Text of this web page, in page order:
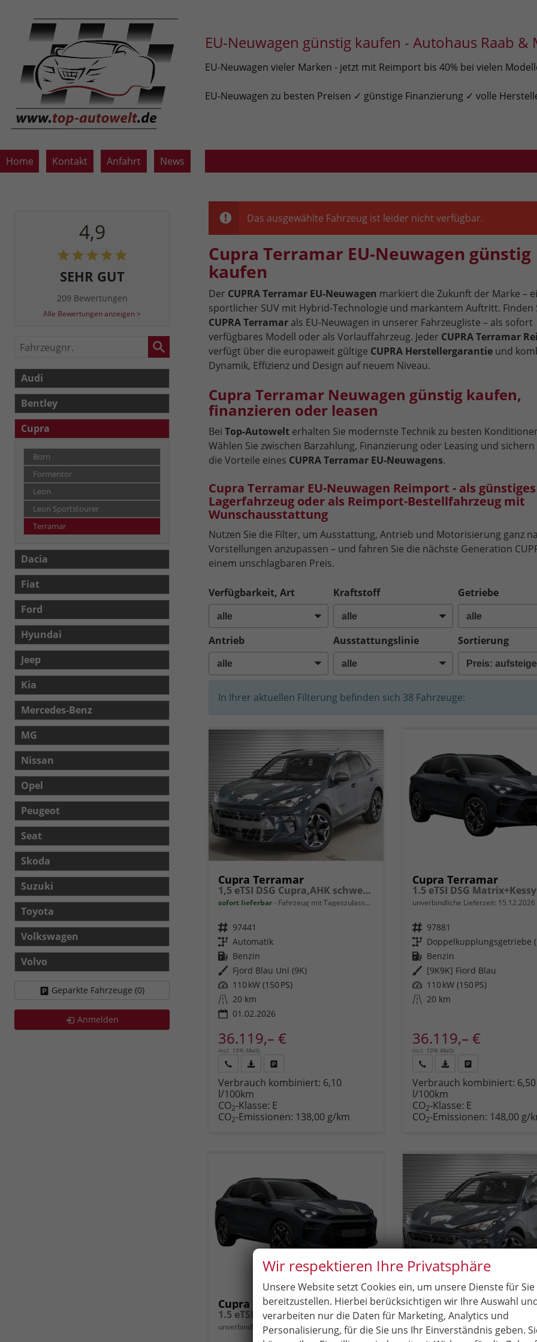
EU-Neuwagen günstig kaufen - Autohaus Raab &
EU-Neuwagen vieler Marken - jetzt mit Reimport bis 40% bei vielen
EU-Neuwagen zu besten Preisen ✓ günstige Finanzierung ✓ volle
Home Kontakt Anfahrt News
Das ausgewählte Fahrzeug ist leider nicht verfügbar.
Cupra Terramar EU-Neuwagen günstig
kaufen
Der CUPRA Terramar EU-Neuwagen markiert die Zukunft der Marke –
sportlicher SUV mit Hybrid-Technologie und markantem Auftritt. Finden
CUPRA Terramarals EU-Neuwagen in unserer Fahrzeugliste – als sofort
verfügbares Modell oder als Vorlauffahrzeug. Jeder CUPRA Terramar
verfügt über die europaweit gültige CUPRA Herstellergarantieund
Dynamik, Effizienz und Design auf neuem Niveau.
Cupra Terramar Neuwagen günstig kaufen,
finanzieren oder leasen
Bei Top-Autowelterhalten Sie modernste Technik zu besten
Wählen Sie zwischen Barzahlung, Finanzierung oder Leasing und sichern
die Vorteile eines CUPRA Terramar EU-Neuwagens.
Cupra Terramar EU-Neuwagen Reimport - als günstiges
Lagerfahrzeug oder als Reimport-Bestellfahrzeug mit
Wunschausstattung
Nutzen Sie die Filter, um Ausstattung, Antrieb und Motorisierung ganz
Vorstellungen anzupassen – und fahren Sie die nächste Generation
einem unschlagbaren Preis.
Verfügbarkeit, Art Kraftstoff Getriebe
Antrieb Ausstattungslinie Sortierung
In Ihrer aktuellen Filterung befinden sich 38 Fahrzeuge:
Cupra Terramar
1,5 eTSI DSG Cupra,AHK schwenkbar -LAG.
sofort lieferbar Fahrzeug mit Tageszulassung
Fahrzeugnr. 97441
Getriebe Automatik
Kraftstoff Benzin
Außenfarbe Fjord Blau Uni (9K)
Leistung 110 kW (150 PS)
Kilometerstand 20 km
01.02.2026
36.119,– €
incl. 19% MwSt.
anfordernDatei,
Fahrzeugexposé
drucken
drucken,
oder
vergleichen
Verbrauch kombiniert: 6,10
l/100km
CO2-Klasse: E
CO2-Emissionen: 138,00 g/km
Cupra Terramar
unverbindliche Lieferzeit: 15.12.2026
Fahrzeugnr. 97881
Getriebe Doppelkupplungsgetriebe
Kraftstoff Benzin
Außenfarbe [9K9K] Fiord Blau
Leistung 110 kW (150 PS)
Kilometerstand 20 km
36.119,– €
incl. 19% MwSt.
anfordernDatei,
Fahrzeugexposé
drucken
drucken,
oder
vergleichen
Verbrauch kombiniert: 6,50
l/100km
CO2-Klasse: E
CO2-Emissionen: 148,00 g/
Cupra Terramar
1.5 eTSI DSG Matrix+Kessy+AHK+eHeck+Dinamica+CarPlay+eHeck+GV5
unverbindliche Lieferzeit:15.12.2026 Neuwagen
Cupra Terramar
1,5 eTSI DSG - LAGER
unverbindliche Lieferzeit:20.08.2026
4,9
SEHR GUT
209 Bewertungen
Alle Bewertungen anzeigen >
Fahrzeugnr.
Audi
Bentley
Cupra
Born
Formentor
Leon
Leon Sportstourer
Terramar
Dacia
Fiat
Ford
Hyundai
Jeep
Kia
Mercedes-Benz
MG
Nissan
Opel
Peugeot
Seat
Skoda
Suzuki
Toyota
Volkswagen
Volvo
Geparkte Fahrzeuge (0)
Anmelden
Wir respektieren Ihre Privatsphäre
Unsere Website setzt Cookies ein, um unsere Dienste für Sie
bereitzustellen. Hierbei berücksichtigen wir Ihre Auswahl
verarbeiten nur die Daten für Marketing, Analytics und
Personalisierung, für die Sie uns Ihr Einverständnis geben.